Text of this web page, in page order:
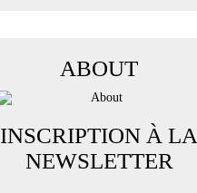
ABOUT
INSCRIPTION À LA
NEWSLETTER